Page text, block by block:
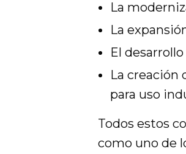
La
La
El
La creación
para uso
Todos estos
como uno de